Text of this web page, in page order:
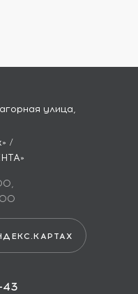
улица,
/
43